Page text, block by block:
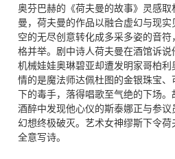
奥芬巴赫的《荷夫曼的故事》灵感取
曼，荷夫曼的作品以融合虚幻与现
空的无尽创意转化成多采多姿的音
格并举。剧中诗人荷夫曼在酒馆诉
机械娃娃奥琳碧亚却遭发明家哥柏
情的是魔法师达佩杜图的金银珠宝
下的毒手，落得唱歌至气绝的下场
酒醉中发现他心仪的斯泰娜正与参
幻想终极破灭。艺术女神缪斯下令
全意写诗。